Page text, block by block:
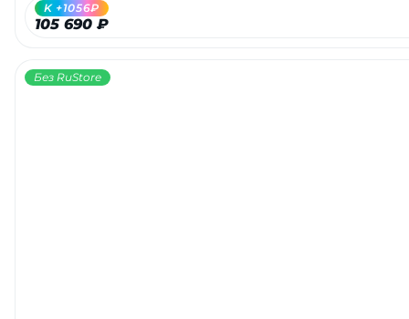
105 690 ₽
K +1056₽
Без RuStore